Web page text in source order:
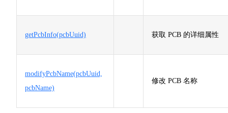
getPcbInfo(pcbUuid) 获取 PCB 的详细属性
modifyPcbName(pcbUuid,
pcbName)
修改 PCB 名称